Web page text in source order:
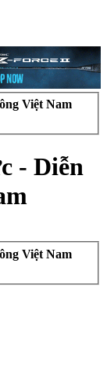
Việt Nam
- Diễn
Việt Nam